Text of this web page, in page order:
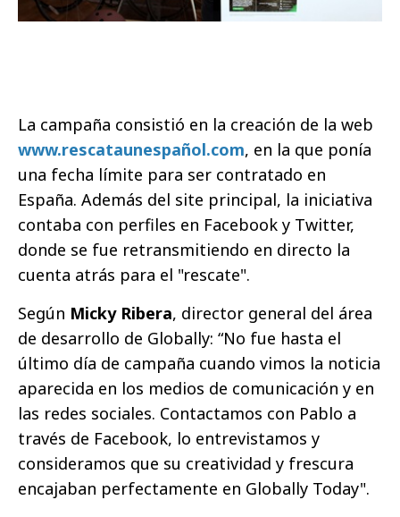
La campaña consistió en la creación de la web
www.rescataunespañol.com, en la que ponía
una fecha límite para ser contratado en
España. Además del site principal, la iniciativa
contaba con perfiles en Facebook y Twitter,
donde se fue retransmitiendo en directo la
cuenta atrás para el "rescate".
Según Micky Ribera, director general del área
de desarrollo de Globally: “No fue hasta el
último día de campaña cuando vimos la noticia
aparecida en los medios de comunicación y en
las redes sociales. Contactamos con Pablo a
través de Facebook, lo entrevistamos y
consideramos que su creatividad y frescura
encajaban perfectamente en Globally Today".